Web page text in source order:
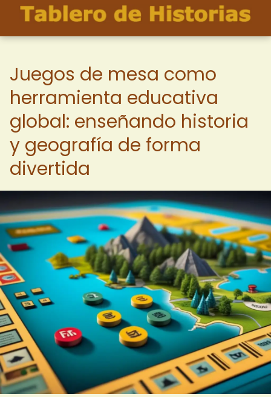
Juegos de mesa como
herramienta educativa
global: enseñando historia
y geografía de forma
divertida